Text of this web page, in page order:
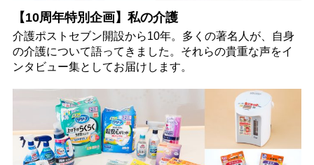
【10周年特別企画】私の介護
介護ポストセブン開設から10年。多くの著名人が、自身
の介護について語ってきました。それらの貴重な声をイ
ンタビュー集としてお届けします。